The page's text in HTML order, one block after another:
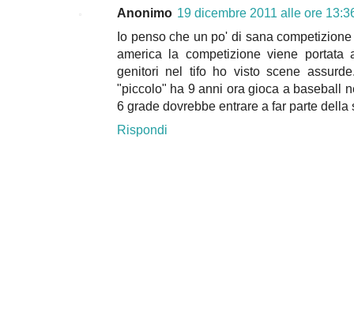
Anonimo 19 dicembre 2011 alle ore
Io penso che un po' di sana
america la competizione viene portata
genitori nel tifo ho visto scene
"piccolo" ha 9 anni ora gioca a baseball
6 grade dovrebbe entrare a far parte
Rispondi